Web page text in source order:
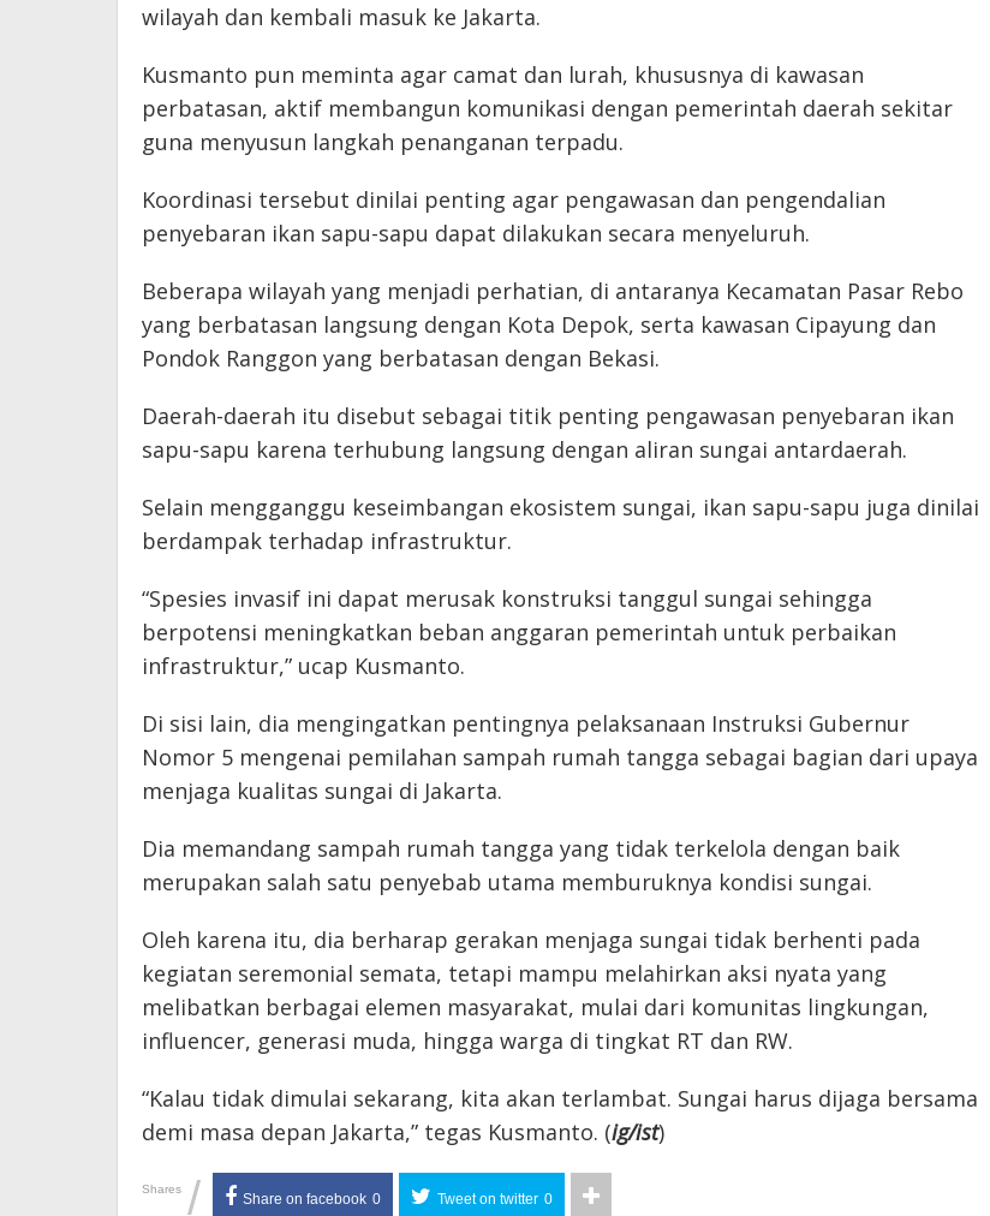
wilayah dan kembali masuk ke Jakarta.
Kusmanto pun meminta agar camat dan lurah, khususnya di kawasan
perbatasan, aktif membangun komunikasi dengan pemerintah daerah sekitar
guna menyusun langkah penanganan terpadu.
Koordinasi tersebut dinilai penting agar pengawasan dan pengendalian
penyebaran ikan sapu-sapu dapat dilakukan secara menyeluruh.
Beberapa wilayah yang menjadi perhatian, di antaranya Kecamatan Pasar Rebo
yang berbatasan langsung dengan Kota Depok, serta kawasan Cipayung dan
Pondok Ranggon yang berbatasan dengan Bekasi.
Daerah-daerah itu disebut sebagai titik penting pengawasan penyebaran ikan
sapu-sapu karena terhubung langsung dengan aliran sungai antardaerah.
Selain mengganggu keseimbangan ekosistem sungai, ikan sapu-sapu juga dinilai
berdampak terhadap infrastruktur.
“Spesies invasif ini dapat merusak konstruksi tanggul sungai sehingga
berpotensi meningkatkan beban anggaran pemerintah untuk perbaikan
infrastruktur,” ucap Kusmanto.
Di sisi lain, dia mengingatkan pentingnya pelaksanaan Instruksi Gubernur
Nomor 5 mengenai pemilahan sampah rumah tangga sebagai bagian dari upaya
menjaga kualitas sungai di Jakarta.
Dia memandang sampah rumah tangga yang tidak terkelola dengan baik
merupakan salah satu penyebab utama memburuknya kondisi sungai.
Oleh karena itu, dia berharap gerakan menjaga sungai tidak berhenti pada
kegiatan seremonial semata, tetapi mampu melahirkan aksi nyata yang
melibatkan berbagai elemen masyarakat, mulai dari komunitas lingkungan,
influencer, generasi muda, hingga warga di tingkat RT dan RW.
“Kalau tidak dimulai sekarang, kita akan terlambat. Sungai harus dijaga bersama
demi masa depan Jakarta,” tegas Kusmanto. (ig/ist)
Shares / Share on facebook 0 Tweet on twitter 0